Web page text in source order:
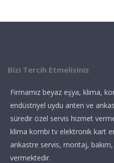
Bizi Tercih Etmelisiniz
Firmamız beyaz eşya, klima,
endüstriyel uydu anten ve
süredir özel servis hizmet
klima kombi tv elektronik kart
ankastre servis, montaj,
vermektedir.